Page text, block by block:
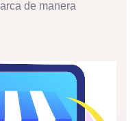
de manera